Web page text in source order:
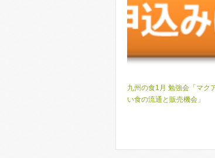
九州の食1月 勉強会「マク
い食の流通と販売機会」